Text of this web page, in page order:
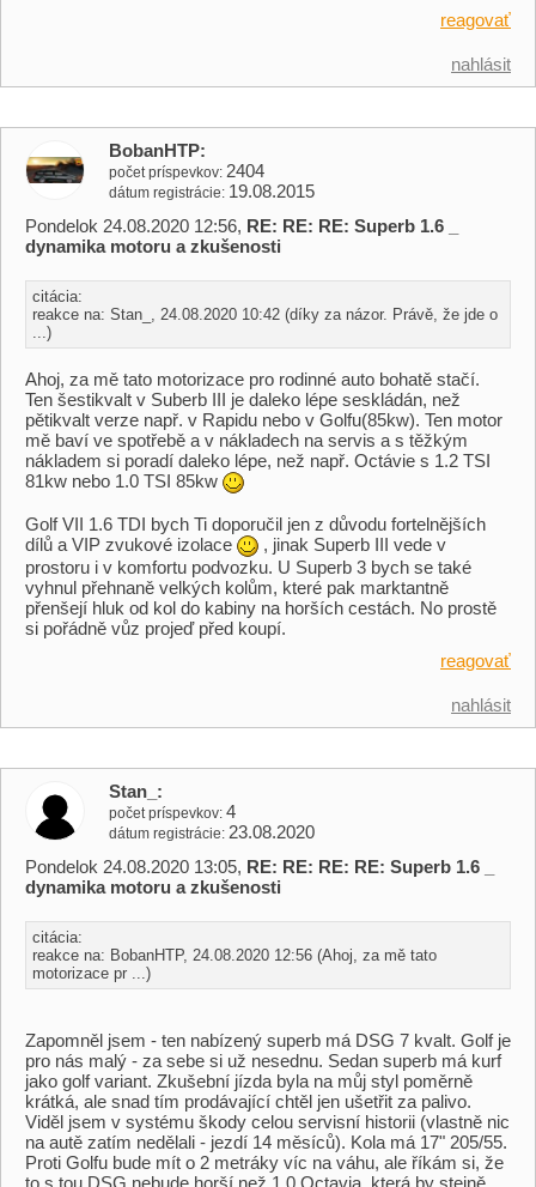
reagovať
nahlásit
BobanHTP
počet príspevkov 2404
dátum registrácie 19.08.2015
Pondelok 24.08.2020 12:56, RE: RE: RE: Superb 1.6 _
dynamika motoru a zkušenosti
citácia:
reakce na: Stan_, 24.08.2020 10:42 (díky za názor. Právě, že jde o
...)
Ahoj, za mě tato motorizace pro rodinné auto bohatě stačí.
Ten šestikvalt v Suberb III je daleko lépe seskládán, než
pětikvalt verze např. v Rapidu nebo v Golfu(85kw). Ten motor
mě baví ve spotřebě a v nákladech na servis a s těžkým
nákladem si poradí daleko lépe, než např. Octávie s 1.2 TSI
81kw nebo 1.0 TSI 85kw
Golf VII 1.6 TDI bych Ti doporučil jen z důvodu fortelnějších
dílů a VIP zvukové izolace
, jinak Superb III vede v
prostoru i v komfortu podvozku. U Superb 3 bych se také
vyhnul přehnaně velkých kolům, které pak marktantně
přenšejí hluk od kol do kabiny na horších cestách. No prostě
si pořádně vůz projeď před koupí.
reagovať
nahlásit
Stan_
počet príspevkov 4
dátum registrácie 23.08.2020
Pondelok 24.08.2020 13:05, RE: RE: RE: RE: Superb 1.6 _
dynamika motoru a zkušenosti
citácia:
reakce na: BobanHTP, 24.08.2020 12:56 (Ahoj, za mě tato
motorizace pr ...)
Zapomněl jsem - ten nabízený superb má DSG 7 kvalt. Golf je
pro nás malý - za sebe si už nesednu. Sedan superb má kurf
jako golf variant. Zkušební jízda byla na můj styl poměrně
krátká, ale snad tím prodávající chtěl jen ušetřit za palivo.
Viděl jsem v systému škody celou servisní historii (vlastně nic
na autě zatím nedělali - jezdí 14 měsíců). Kola má 17" 205/55.
Proti Golfu bude mít o 2 metráky víc na váhu, ale říkám si, že